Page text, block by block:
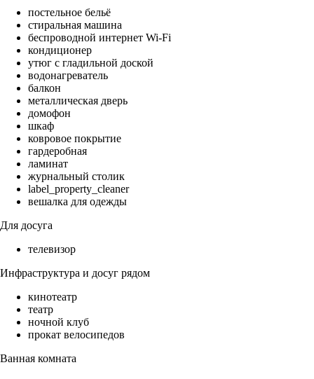
постельное бельё
стиральная машина
беспроводной интернет Wi-Fi
кондиционер
утюг с гладильной доской
водонагреватель
балкон
металлическая дверь
домофон
шкаф
ковровое покрытие
гардеробная
ламинат
журнальный столик
label_property_cleaner
вешалка для одежды
Для досуга
телевизор
Инфраструктура и досуг рядом
кинотеатр
театр
ночной клуб
прокат велосипедов
Ванная комната